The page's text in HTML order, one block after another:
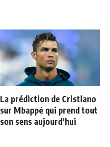
La prédiction de Cristiano
sur Mbappé qui prend tout
son sens aujourd’hui